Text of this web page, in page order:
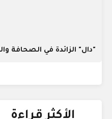
"دال" الزائدة في الصحافة
الأكثر قراءة